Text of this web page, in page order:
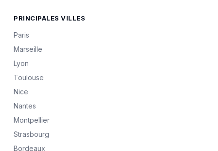
PRINCIPALES VILLES
Paris
Marseille
Lyon
Toulouse
Nice
Nantes
Montpellier
Strasbourg
Bordeaux